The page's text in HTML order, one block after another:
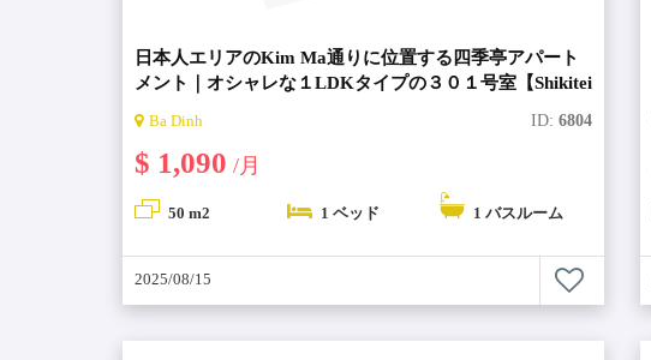
日本人エリアのKim Ma通りに位置する四季亭アパート
メント｜オシャレな１LDKタイプの３０１号室【Shikitei
Ba Dinh ID:6804
$ 1,090 /月
50 m2 1 ベッド 1 バスルーム
2025/08/15